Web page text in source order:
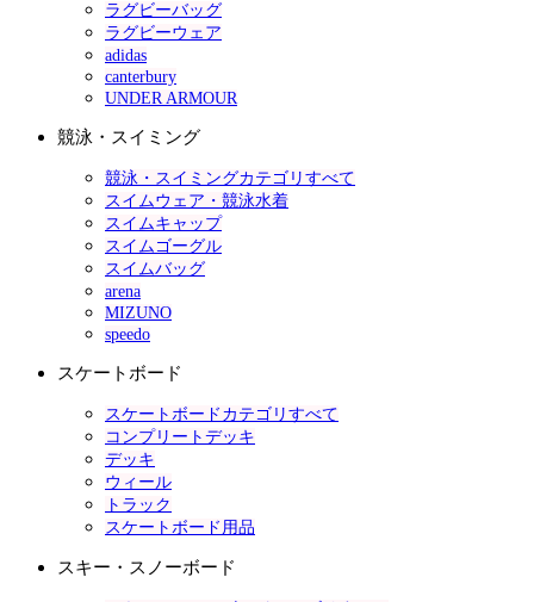
ラグビーバッグ
ラグビーウェア
adidas
canterbury
UNDER ARMOUR
競泳・スイミング
競泳・スイミングカテゴリすべて
スイムウェア・競泳水着
スイムキャップ
スイムゴーグル
スイムバッグ
arena
MIZUNO
speedo
スケートボード
スケートボードカテゴリすべて
コンプリートデッキ
デッキ
ウィール
トラック
スケートボード用品
スキー・スノーボード